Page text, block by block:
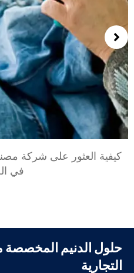
كيفية العثور على شركة
في
حلول الدنيم المخصصة
التجارية